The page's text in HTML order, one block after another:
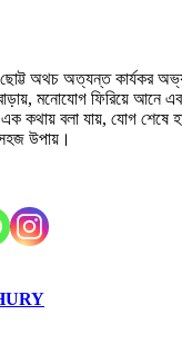
অথচ অত্যন্ত কার্যকর
মনোযোগ ফিরিয়ে আনে
কথায় বলা যায়, যোগ শেষে
উপায়।